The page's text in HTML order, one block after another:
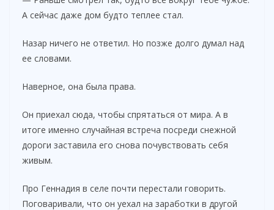
А сейчас даже дом будто теплее стал.
Назар ничего не ответил. Но позже долго думал над
ее словами.
Наверное, она была права.
Он приехал сюда, чтобы спрятаться от мира. А в
итоге именно случайная встреча посреди снежной
дороги заставила его снова почувствовать себя
живым.
Про Геннадия в селе почти перестали говорить.
Поговаривали, что он уехал на заработки в другой